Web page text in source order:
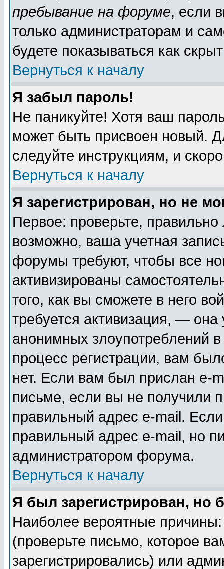
пребывание на форуме, если
только администраторам и
будете показываться как
Вернуться к началу
Я забыл пароль!
Не паникуйте! Хотя ваш
может быть присвоен новый.
следуйте инструкциям, и
Вернуться к началу
Я зарегистрирован, но не
Первое: проверьте,
возможно, ваша учетная
форумы требуют, чтобы все
активизированы
того, как вы сможете в него
требуется активизация, —
анонимных злоупотреблений
процесс регистрации, вам
нет. Если вам был прислан e-
письме, если вы не получили
правильный адрес e-mail.
правильный адрес e-mail, но
администратором форума.
Вернуться к началу
Я был зарегистрирован, но
Наиболее вероятные
(проверьте письмо, которое
зарегистрировались) или